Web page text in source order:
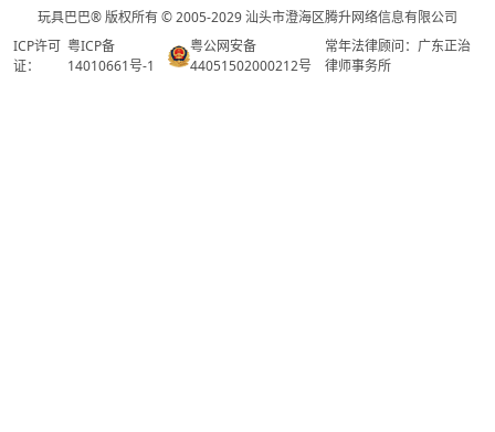
玩具巴巴® 版权所有 © 2005-2029 汕头市澄海区腾升网络信息有限公司
ICP许可
证：
粤ICP备
14010661号-1
粤公网安备
44051502000212号
常年法律顾问：广东正治
律师事务所